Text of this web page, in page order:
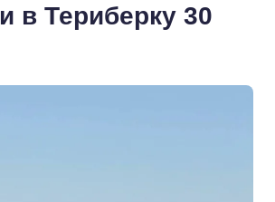
в Териберку 30